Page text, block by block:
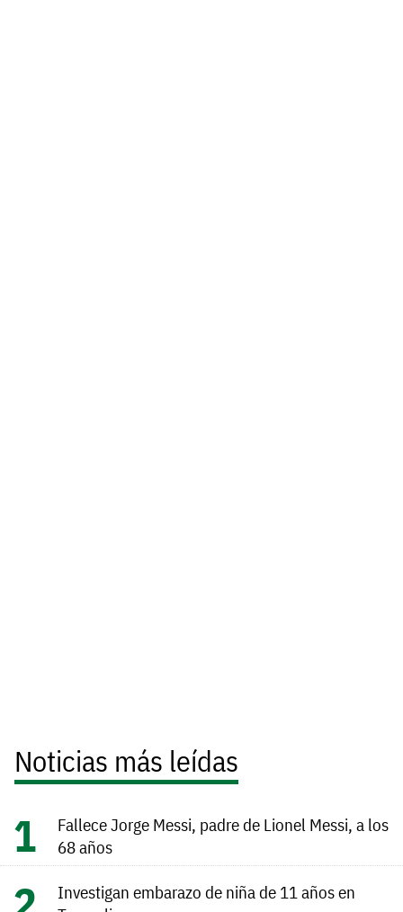
Noticias más leídas
Fallece Jorge Messi, padre de Lionel Messi, a los
68 años
Investigan embarazo de niña de 11 años en